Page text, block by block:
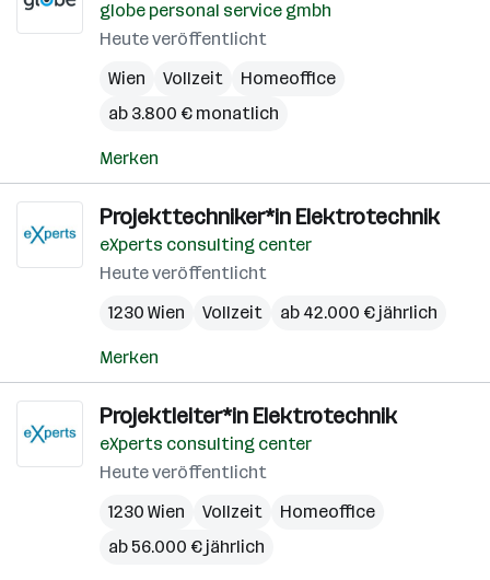
globe personal service gmbh
Heute veröffentlicht
Wien
Vollzeit
Homeoffice
ab 3.800 € monatlich
Merken
Projekttechniker*in Elektrotechnik
eXperts consulting center
Heute veröffentlicht
1230 Wien
Vollzeit ab 42.000 € jährlich
Merken
Projektleiter*in Elektrotechnik
eXperts consulting center
Heute veröffentlicht
1230 Wien
Vollzeit
Homeoffice
ab 56.000 € jährlich